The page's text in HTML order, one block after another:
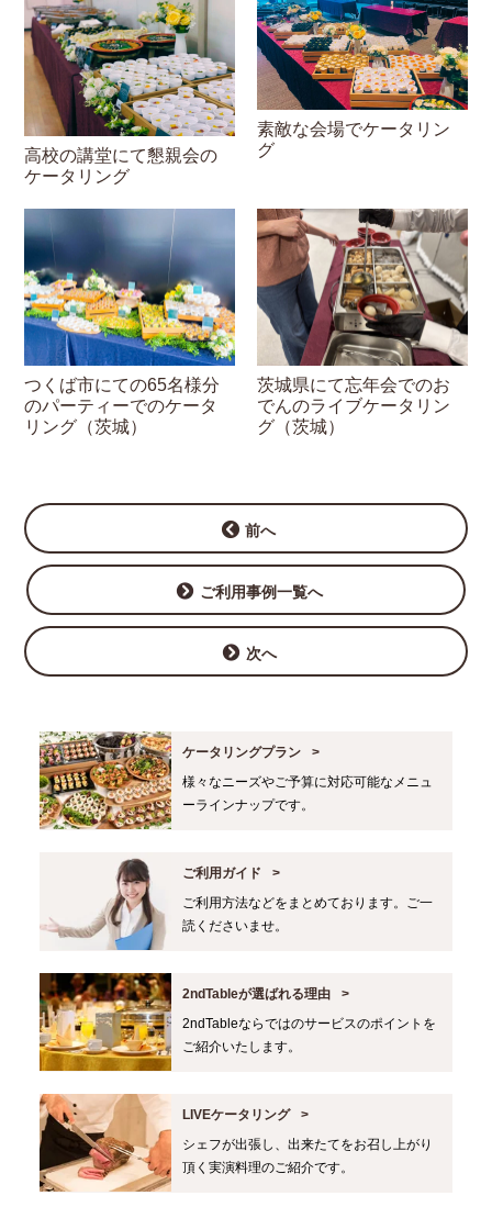
高校の講堂にて懇親会の
ケータリング
素敵な会場でケータリン
グ
つくば市にての65名様分
のパーティーでのケータ
リング（茨城）
茨城県にて忘年会でのお
でんのライブケータリン
グ（茨城）
前へ
ご利用事例一覧へ
次へ
ケータリングプラン
様々なニーズやご予算に対応可能なメニュ
ーラインナップです。
ご利用ガイド
ご利用方法などをまとめております。ご一
読くださいませ。
2ndTableが選ばれる理由
2ndTableならではのサービスのポイントを
ご紹介いたします。
LIVEケータリング
シェフが出張し、出来たてをお召し上がり
頂く実演料理のご紹介です。